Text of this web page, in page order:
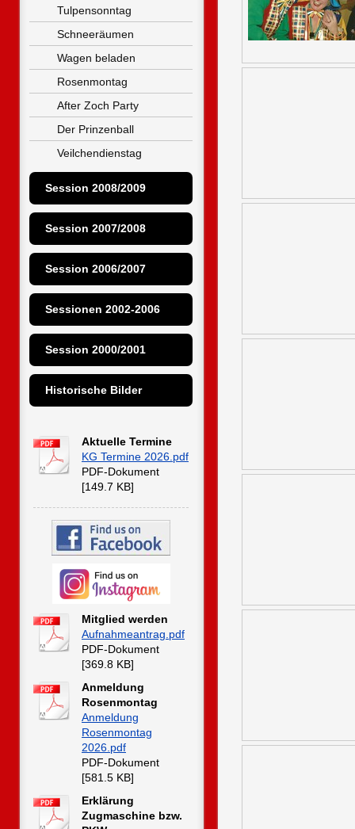
Tulpensonntag
Schneeräumen
Wagen beladen
Rosenmontag
After Zoch Party
Der Prinzenball
Veilchendienstag
Session 2008/2009
Session 2007/2008
Session 2006/2007
Sessionen 2002-2006
Session 2000/2001
Historische Bilder
Aktuelle Termine
KG Termine 2026.pdf
PDF-Dokument
[149.7 KB]
Mitglied werden
Aufnahmeantrag.pdf
PDF-Dokument
[369.8 KB]
Anmeldung
Rosenmontag
Anmeldung
Rosenmontag
2026.pdf
PDF-Dokument
[581.5 KB]
Erklärung
Zugmaschine bzw.